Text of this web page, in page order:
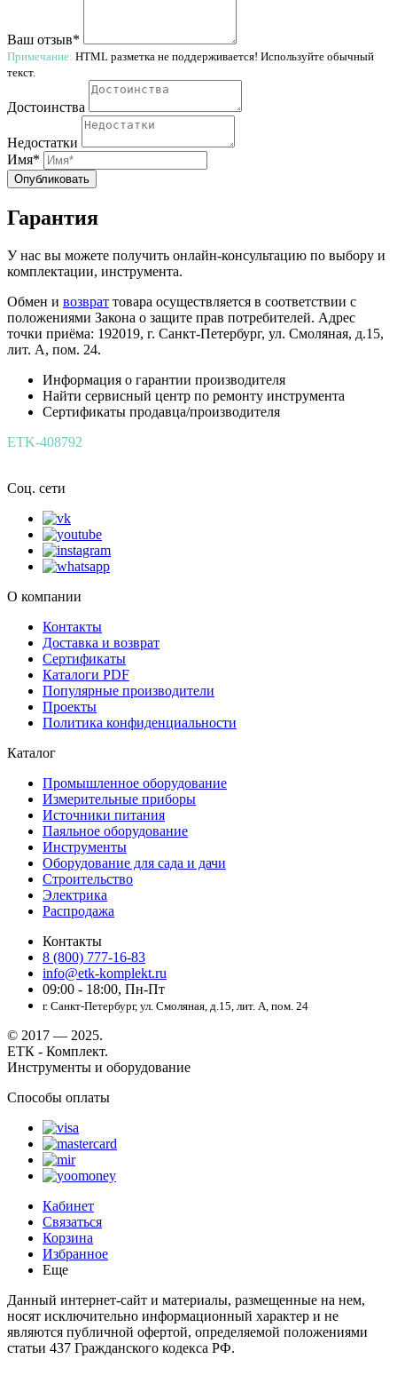
Ваш отзыв*
Примечание: HTML разметка не поддерживается! Используйте обычный
текст.
Достоинства
Недостатки
Имя*
Опубликовать
Гарантия
У нас вы можете получить онлайн-консультацию по выбору и
комплектации, инструмента.
Обмен и возврат товара осуществляется в соответствии с
положениями Закона о защите прав потребителей. Адрес
точки приёма: 192019, г. Санкт-Петербург, ул. Смоляная, д.15,
лит. А, пом. 24.
Информация о гарантии производителя
Найти сервисный центр по ремонту инструмента
Сертификаты продавца/производителя
ETK-408792
Соц. сети
О компании
Контакты
Доставка и возврат
Сертификаты
Каталоги PDF
Популярные производители
Проекты
Политика конфиденциальности
Каталог
Промышленное оборудование
Измерительные приборы
Источники питания
Паяльное оборудование
Инструменты
Оборудование для сада и дачи
Строительство
Электрика
Распродажа
Контакты
8 (800) 777-16-83
info@etk-komplekt.ru
09:00 - 18:00, Пн-Пт
г. Санкт-Петербург, ул. Смоляная, д.15, лит. А, пом. 24
© 2017 — 2025.
ЕТК - Комплект.
Инструменты и оборудование
Способы оплаты
Кабинет
Связаться
Корзина
Избранное
Еще
Данный интернет-сайт и материалы, размещенные на нем,
носят исключительно информационный характер и не
являются публичной офертой, определяемой положениями
статьи 437 Гражданского кодекса РФ.